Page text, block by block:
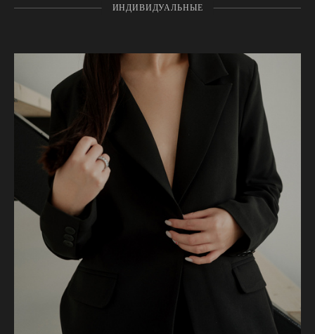
ИНДИВИДУАЛЬНЫЕ